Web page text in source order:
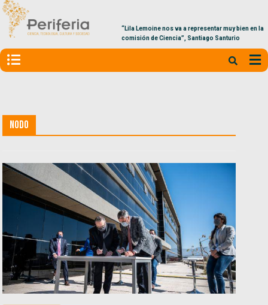
“Lila Lemoine nos va a representar muy bien en la
comisión de Ciencia”, Santiago Santurio
Nodo